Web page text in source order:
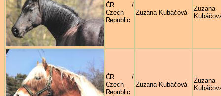
ČR /
Czech
Republic
Zuzana Kubáčová
Zuzana
ČR /
Czech
Republic
Zuzana Kubáčová
Zuzana